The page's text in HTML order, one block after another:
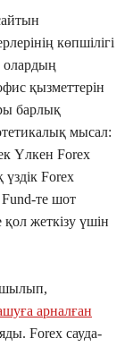
көпшілігі
олардың
қызметтерін
барлық
мысал:
Үлкен Forex
үздік Forex
те шот
жеткізу үшін
арналған
Forex сауда-